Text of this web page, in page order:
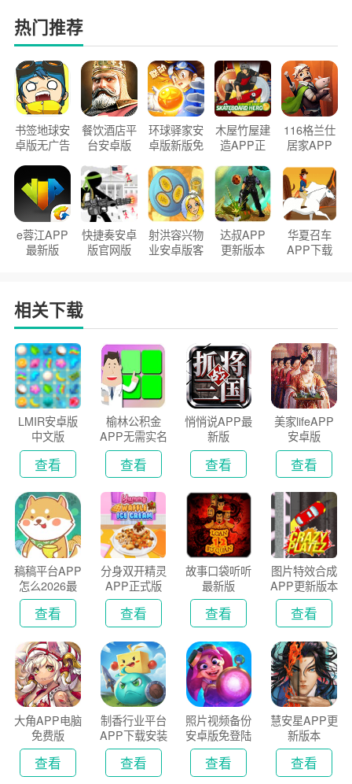
热门推荐
书签地球安
卓版无广告
餐饮酒店平
台安卓版
环球驿家安
卓版新版免
木屋竹屋建
造APP正
116格兰仕
居家APP
e蓉江APP
最新版
快捷奏安卓
版官网版
射洪容兴物
业安卓版客
达叔APP
更新版本
华夏召车
APP下载
相关下载
LMIR安卓版
中文版
查看
榆林公积金
APP无需实名
认证版
查看
悄悄说APP最
新版
查看
美家lifeAPP
安卓版
查看
稿稿平台APP
怎么2026最
新版
查看
分身双开精灵
APP正式版
查看
故事口袋听听
最新版
查看
图片特效合成
APP更新版本
2026
查看
大角APP电脑
免费版
查看
制香行业平台
APP下载安装
2026
查看
照片视频备份
安卓版免登陆
版
查看
慧安星APP更
新版本
查看